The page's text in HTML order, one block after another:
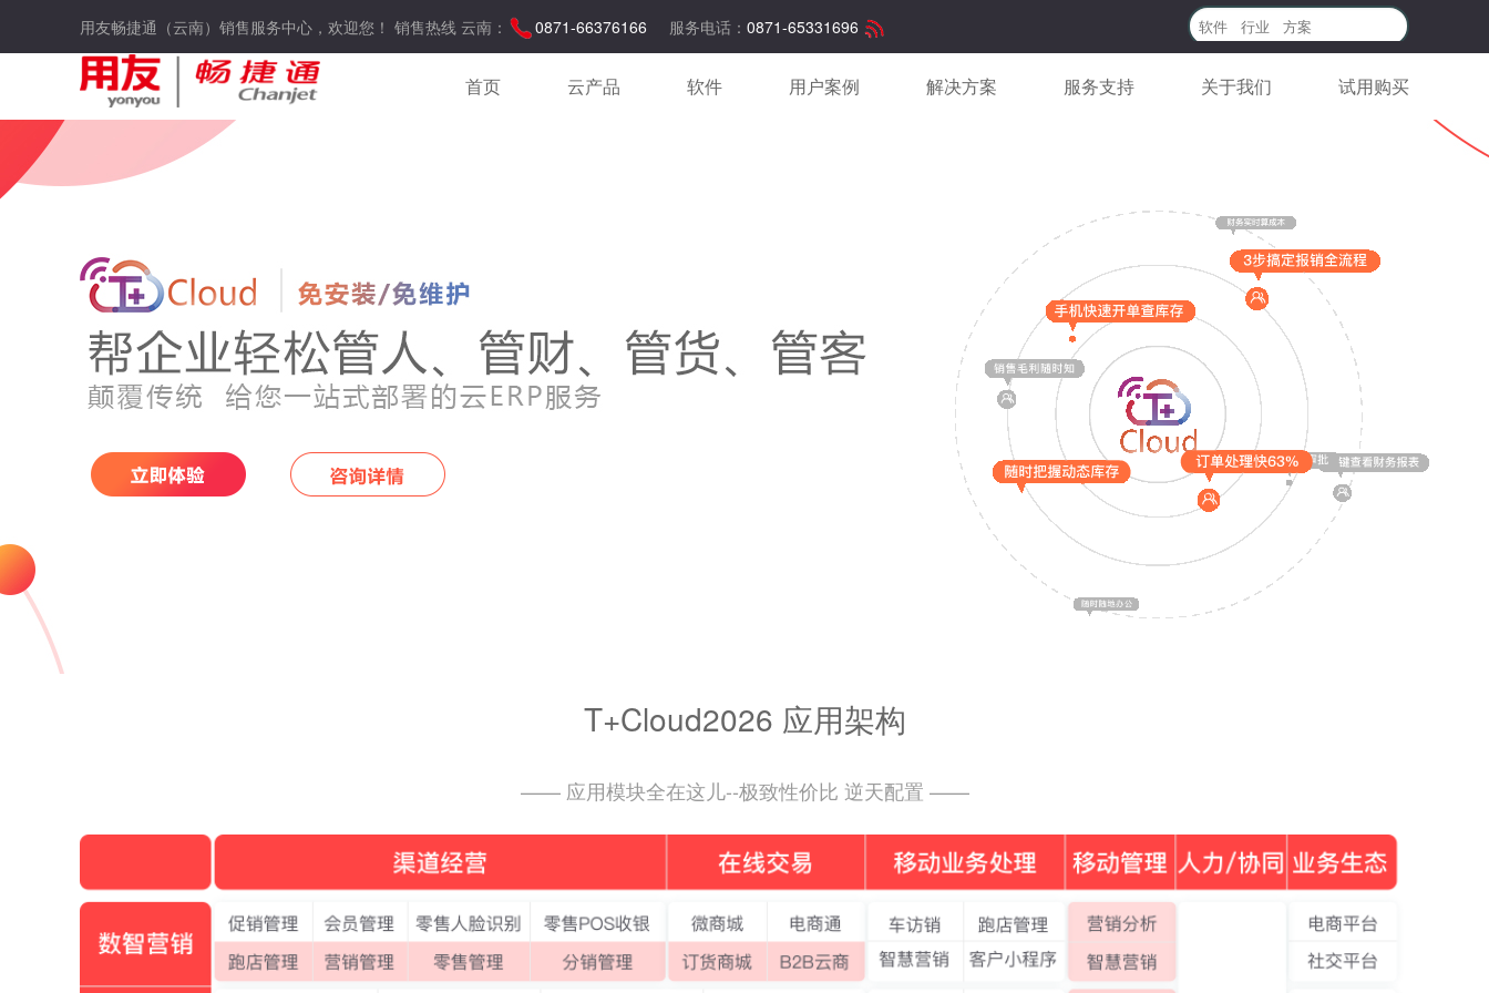
用友畅捷通（云南）销售服务中心，欢迎您！ 销售热线 云南： 0871-66376166 服务电话： 0871-65331696
首页 云产品 软件 用户案例 解决方案 服务支持 关于我们 试用购买
T+Cloud2026 应用架构
—— 应用模块全在这儿--极致性价比 逆天配置 ——